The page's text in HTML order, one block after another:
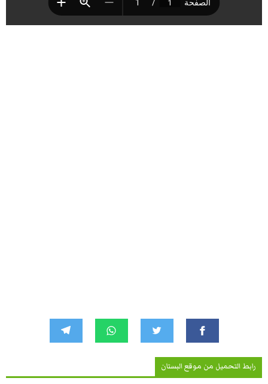
رابط التحميل من موقع البستان